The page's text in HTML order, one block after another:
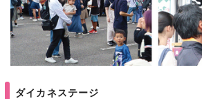
ダイカネステージ